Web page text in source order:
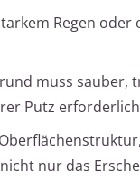
Regen
muss sauber,
Putz
nur das